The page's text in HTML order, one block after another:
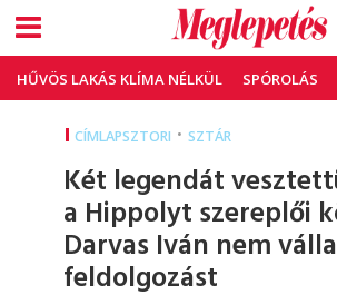
HŰVÖS LAKÁS KLÍMA NÉLKÜL SPÓROLÁS
CÍMLAPSZTORI • SZTÁR
Két legendát
a Hippolyt szereplői
Darvas Iván nem
feldolgozást